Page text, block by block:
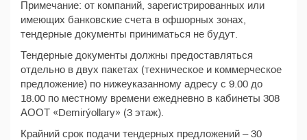
Примечание: от компаний, зарегистрированных или
имеющих банковские счета в офшорных зонах,
тендерные документы приниматься не будут.
Тендерные документы должны предоставляться
отдельно в двух пакетах (техническое и коммерческое
предложение) по нижеуказанному адресу с 9.00 до
18.00 по местному времени ежедневно в кабинеты 308
АООТ «Demirýollary» (3 этаж).
Крайний срок подачи тендерных предложений – 30